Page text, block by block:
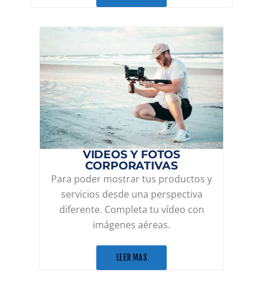
VIDEOS Y FOTOS
CORPORATIVAS
Para poder mostrar tus productos y
servicios desde una perspectiva
diferente. Completa tu vídeo con
imágenes aéreas.
LEER MAS